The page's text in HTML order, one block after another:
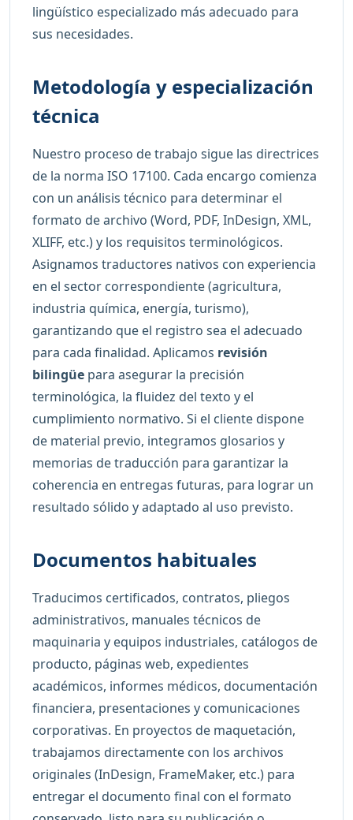
lingüístico especializado más adecuado para
sus necesidades.
Metodología y especialización
técnica
Nuestro proceso de trabajo sigue las directrices
de la norma ISO 17100. Cada encargo comienza
con un análisis técnico para determinar el
formato de archivo (Word, PDF, InDesign, XML,
XLIFF, etc.) y los requisitos terminológicos.
Asignamos traductores nativos con experiencia
en el sector correspondiente (agricultura,
industria química, energía, turismo),
garantizando que el registro sea el adecuado
para cada finalidad. Aplicamos revisión
bilingüe para asegurar la precisión
terminológica, la fluidez del texto y el
cumplimiento normativo. Si el cliente dispone
de material previo, integramos glosarios y
memorias de traducción para garantizar la
coherencia en entregas futuras, para lograr un
resultado sólido y adaptado al uso previsto.
Documentos habituales
Traducimos certificados, contratos, pliegos
administrativos, manuales técnicos de
maquinaria y equipos industriales, catálogos de
producto, páginas web, expedientes
académicos, informes médicos, documentación
financiera, presentaciones y comunicaciones
corporativas. En proyectos de maquetación,
trabajamos directamente con los archivos
originales (InDesign, FrameMaker, etc.) para
entregar el documento final con el formato